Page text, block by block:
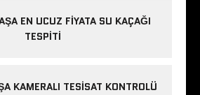
EN UCUZ FIYATA SU KAÇAĞI
TESPITI
KAMERALI TESISAT KONTROLÜ